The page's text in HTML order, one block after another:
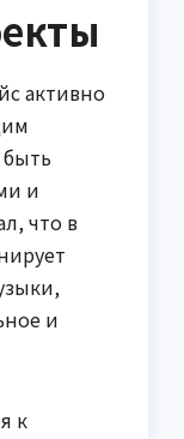
активно
и
что в
и
к